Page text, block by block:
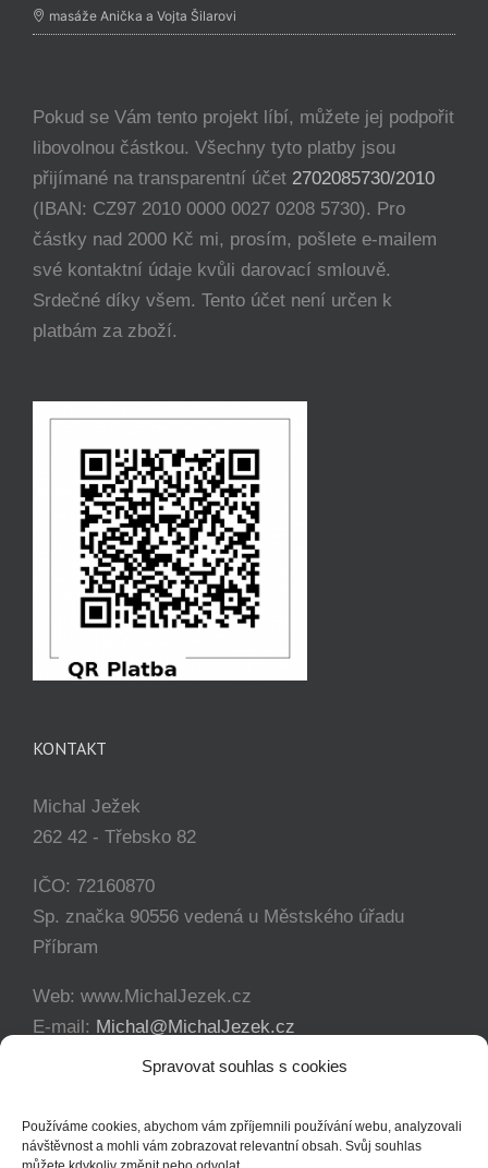
Spravovat souhlas s cookies
Používáme cookies, abychom vám zpříjemnili používání webu, analyzovali
návštěvnost a mohli vám zobrazovat relevantní obsah. Svůj souhlas
masáže Anička a Vojta Šilarovi
Pokud se Vám tento projekt líbí, můžete jej podpořit
libovolnou částkou. Všechny tyto platby jsou
přijímané na transparentní účet 2702085730/2010
(IBAN: CZ97 2010 0000 0027 0208 5730). Pro
částky nad 2000 Kč mi, prosím, pošlete e-mailem
své kontaktní údaje kvůli darovací smlouvě.
Srdečné díky všem. Tento účet není určen k
platbám za zboží.
KONTAKT
Michal Ježek
262 42 - Třebsko 82
IČO: 72160870
Sp. značka 90556 vedená u Městského úřadu
Příbram
Web: www.MichalJezek.cz
E-mail: Michal@MichalJezek.cz
+420 777 346 649